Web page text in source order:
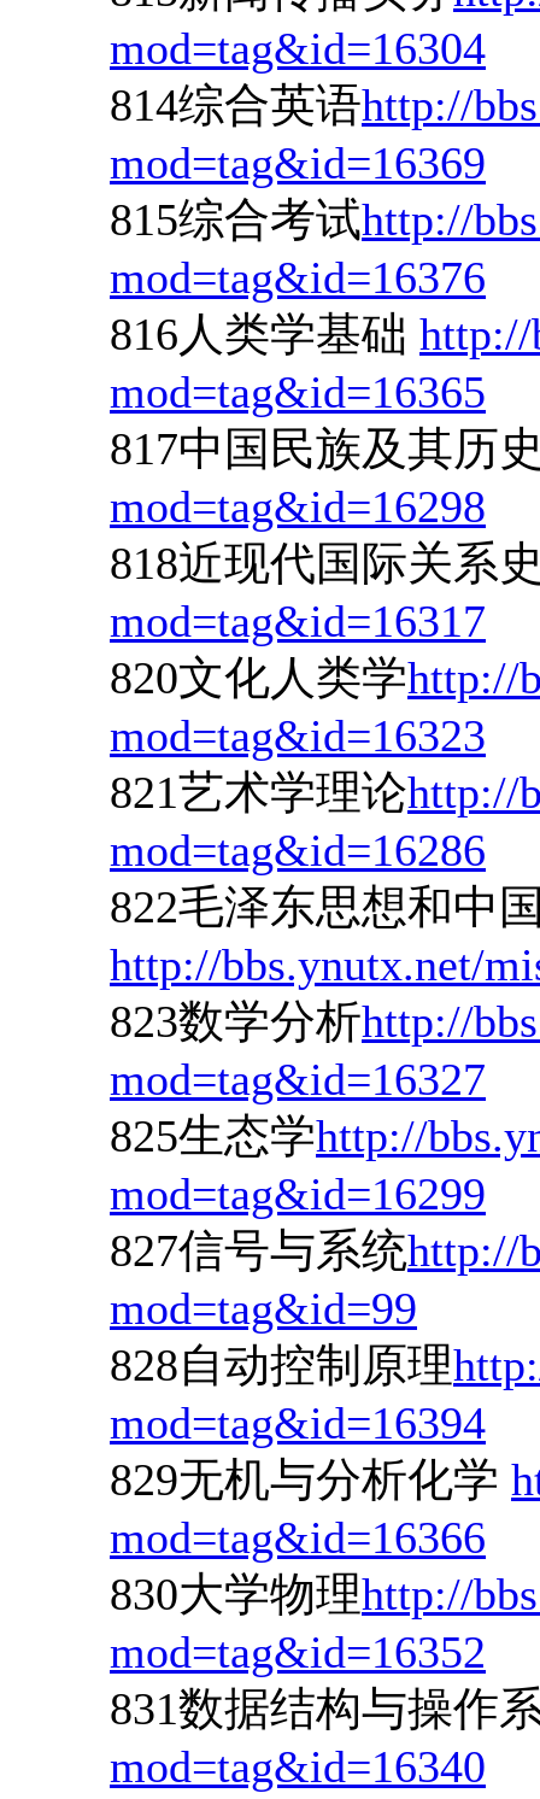
mod=tag&id=16304
814综合英语http://
mod=tag&id=16369
815综合考试http://
mod=tag&id=16376
816人类学基础 http://
mod=tag&id=16365
817中国民族及其历
mod=tag&id=16298
818近现代国际关系
mod=tag&id=16317
820文化人类学http://
mod=tag&id=16323
821艺术学理论http://
mod=tag&id=16286
822毛泽东思想和中
http://bbs.ynutx.net/
823数学分析http://
mod=tag&id=16327
825生态学http://
mod=tag&id=16299
827信号与系统http://
mod=tag&id=99
828自动控制原理
mod=tag&id=16394
829无机与分析化学
mod=tag&id=16366
830大学物理http://
mod=tag&id=16352
831数据结构与操作
mod=tag&id=16340